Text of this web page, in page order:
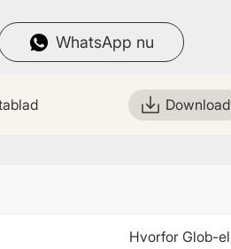
WhatsApp nu
Download
Hvorfor Glob-el